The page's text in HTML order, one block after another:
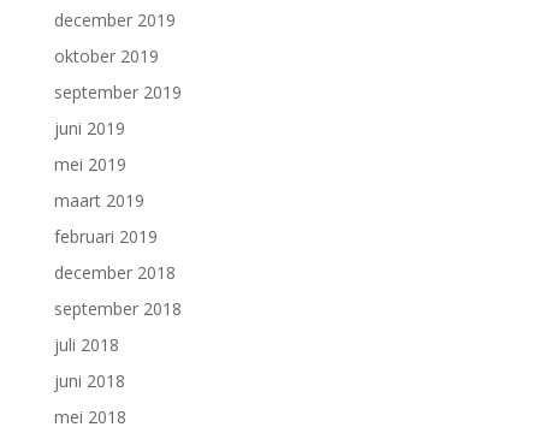
december 2019
oktober 2019
september 2019
juni 2019
mei 2019
maart 2019
februari 2019
december 2018
september 2018
juli 2018
juni 2018
mei 2018